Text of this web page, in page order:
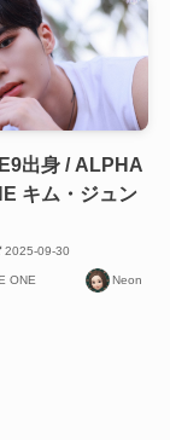
出身 / ALPHA
キム・ジュン
2025-09-30
ONE Neon